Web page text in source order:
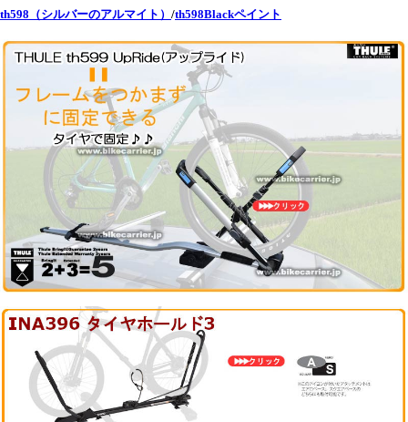
th598（シルバーのアルマイト） /th598Blackペイント